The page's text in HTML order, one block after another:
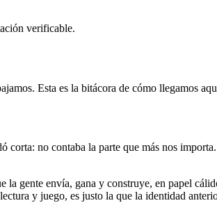
verificable.
Esta es la bitácora de cómo llegamos
no contaba la parte que más nos
gente envía, gana y construye, en papel
y juego, es justo la que la identidad